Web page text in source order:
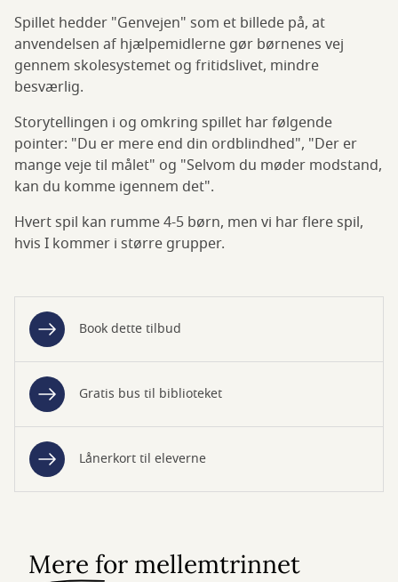
Spillet hedder "Genvejen" som et billede på, at
anvendelsen af hjælpemidlerne gør børnenes vej
gennem skolesystemet og fritidslivet, mindre
besværlig.
Storytellingen i og omkring spillet har følgende
pointer: "Du er mere end din ordblindhed", "Der er
mange veje til målet" og "Selvom du møder modstand,
kan du komme igennem det".
Hvert spil kan rumme 4-5 børn, men vi har flere spil,
hvis I kommer i større grupper.
Book dette tilbud
Gratis bus til biblioteket
Lånerkort til eleverne
Mere for mellemtrinnet